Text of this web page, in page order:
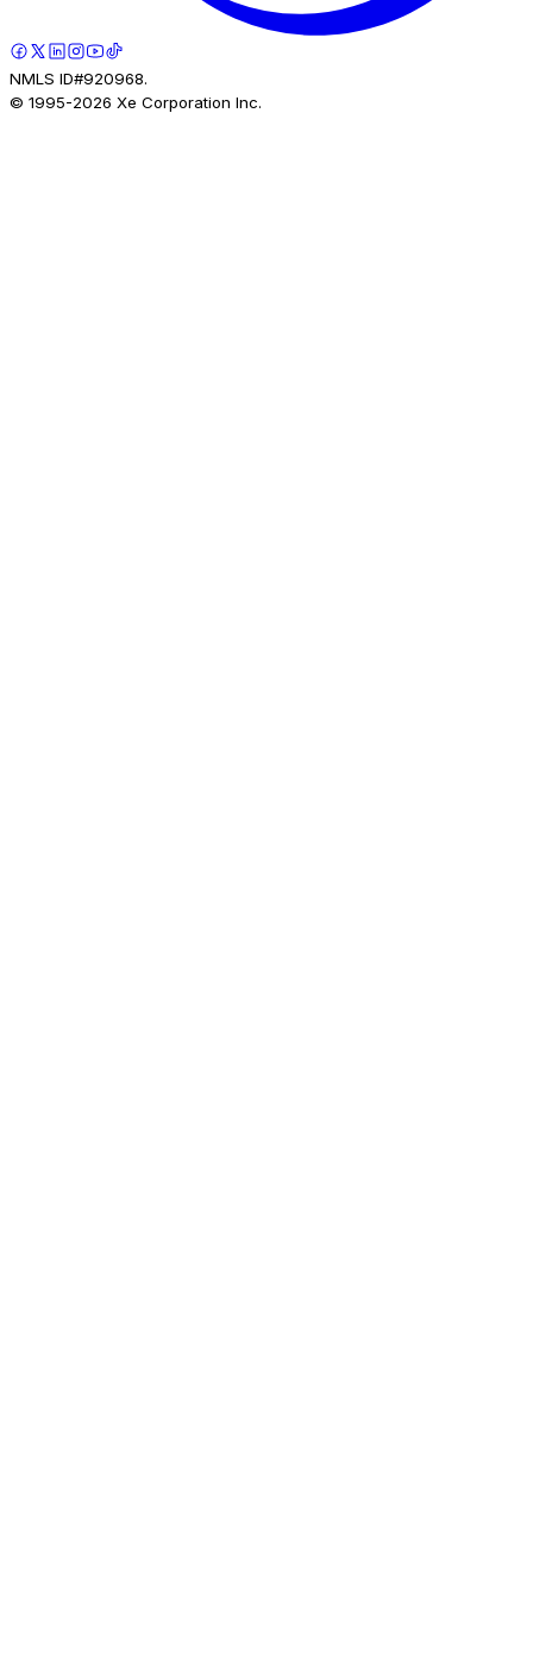
NMLS ID#920968.
© 1995-2026 Xe Corporation Inc.